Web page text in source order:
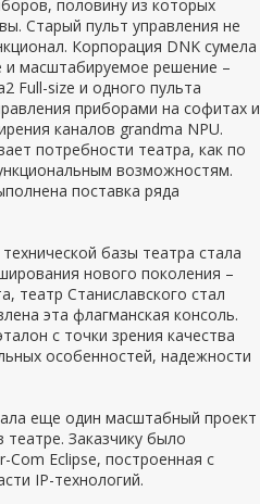
половину из которых
Старый пульт управления не
Корпорация DNK сумела
масштабируемое решение –
Full-size и одного пульта
приборами на софитах и
каналов grandma NPU.
потребности театра, как по
возможностям.
поставка ряда
базы театра стала
нового поколения –
театр Станиславского стал
эта флагманская консоль.
с точки зрения качества
особенностей, надежности
еще один масштабный проект
Заказчику было
Eclipse, построенная с
IP-технологий.